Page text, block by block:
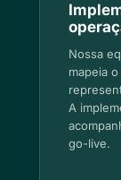
Nossa
mapeia
A
go-live.